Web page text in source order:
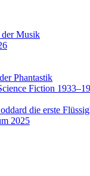
der Musik
Phantastik
Fiction
die erste
2025